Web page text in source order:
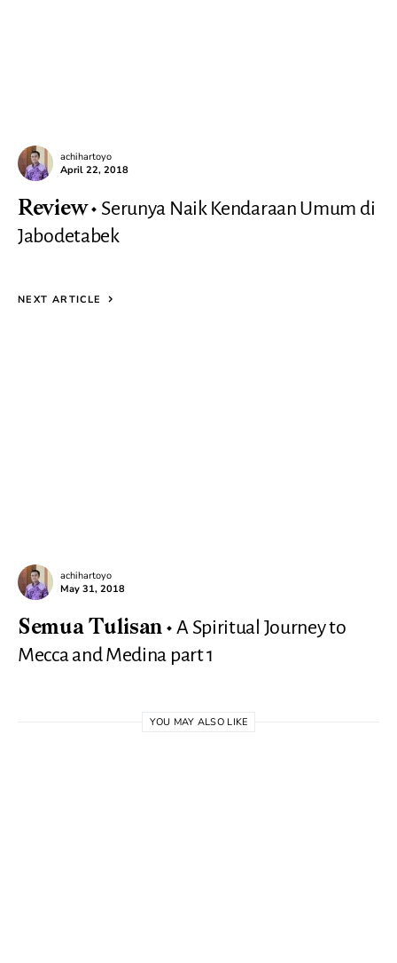
achihartoyo
April 22, 2018
Review
Serunya Naik Kendaraan Umum di
Jabodetabek
NEXT ARTICLE
achihartoyo
May 31, 2018
Semua Tulisan
A Spiritual Journey to
Mecca and Medina part 1
YOU MAY ALSO LIKE